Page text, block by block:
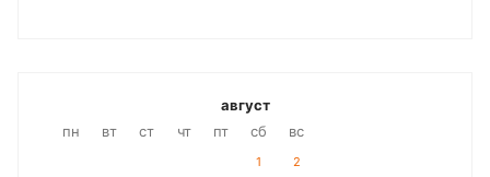
август
пн
вт ст чт пт сб вс
1
2